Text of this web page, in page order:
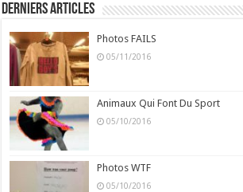
Derniers Articles
Photos FAILS
05/11/2016
Animaux Qui Font Du Sport
05/10/2016
Photos WTF
05/10/2016